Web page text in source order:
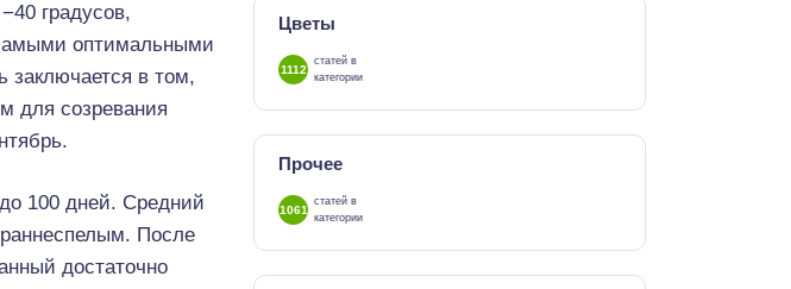
градусов,
оптимальными
заключается в том,
для созревания
100 дней. Средний
После
достаточно
Цветы
1112
статей в
категории
Прочее
1061
статей в
категории